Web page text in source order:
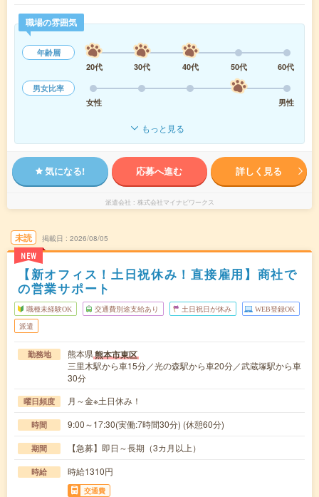
職場の雰囲気
年齢層
20代
30代 40代 50代
60代
男女比率
女性
男性
もっと見る
気になる! 応募へ進む 詳しく見る
派遣会社 株式会社マイナビワークス
未読
NEW
掲載日 2026/08/05
【新オフィス！土日祝休み！直接雇用】商社で
の営業サポート
職種未経験OK 交通費別途支給あり 土日祝日が休み WEB登録OK
派遣
勤務地 熊本県熊本市東区
三里木駅から車15分／光の森駅から車20分／武蔵塚駅から車
30分
曜日頻度 月～金※土日休み！
時間 9:00～17:30(実働:7時間30分) (休憩60分)
期間 【急募】即日～長期（3カ月以上）
時給 時給1310円
交通費